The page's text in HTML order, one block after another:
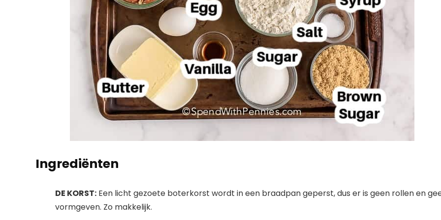
Ingrediënten
DE KORST: Een licht gezoete boterkorst wordt in een braadpan geperst, dus er is geen rollen en
vormgeven. Zo makkelijk.